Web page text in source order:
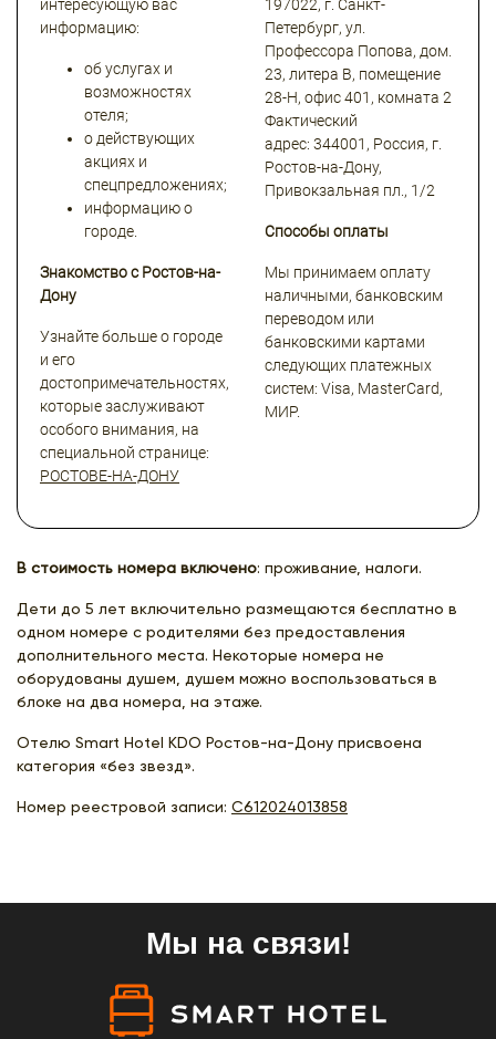
интересующую вас
информацию:
об услугах и
возможностях
отеля;
о действующих
акциях и
спецпредложениях;
информацию о
городе.
Знакомство с Ростов-на-
Дону
Узнайте больше о городе
и его
достопримечательностях,
которые заслуживают
особого внимания, на
специальной странице:
РОСТОВЕ-НА-ДОНУ
197022, г. Санкт-
Петербург, ул.
Профессора Попова, дом.
23, литера В, помещение
28-Н, офис 401, комната 2
Фактический
адрес: 344001, Россия, г.
Ростов-на-Дону,
Привокзальная пл., 1/2
Способы оплаты
Мы принимаем оплату
наличными, банковским
переводом или
банковскими картами
следующих платежных
систем: Visa, MasterCard,
МИР.
В стоимость номера включено: проживание, налоги.
Дети до 5 лет включительно размещаются бесплатно в
одном номере с родителями без предоставления
дополнительного места. Некоторые номера не
оборудованы душем, душем можно воспользоваться в
блоке на два номера, на этаже.
Отелю Smart Hotel KDO Ростов-на-Дону присвоена
категория «без звезд».
Номер реестровой записи: С612024013858
Мы на связи!